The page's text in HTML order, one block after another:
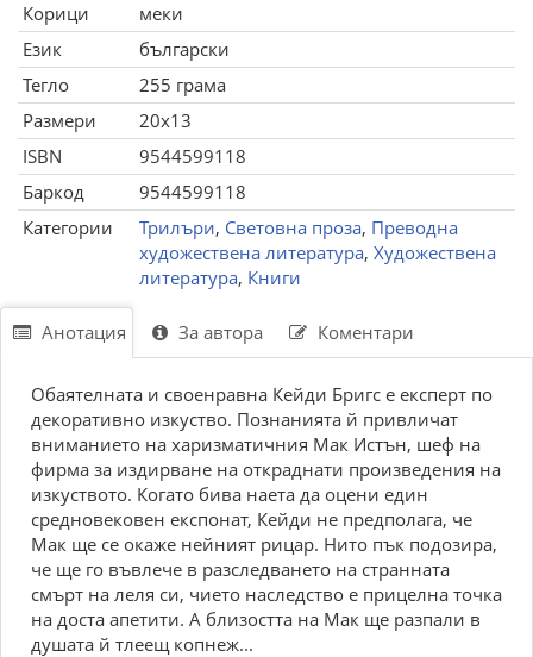
Корици
меки
Език
български
Тегло
255 грама
Размери
20x13
ISBN
9544599118
Баркод
9544599118
Категории
Трилъри, Световна проза, Преводна
художествена литература, Художествена
литература, Книги
Анотация За автора Коментари
Обаятелната и своенравна Кейди Бригс е експерт по
декоративно изкуство. Познанията й привличат
вниманието на харизматичния Мак Истън, шеф на
фирма за издирване на откраднати произведения на
изкуството. Когато бива наета да оцени един
средновековен експонат, Кейди не предполага, че
Мак ще се окаже нейният рицар. Нито пък подозира,
че ще го въвлече в разследването на странната
смърт на леля си, чието наследство е прицелна точка
на доста апетити. А близостта на Мак ще разпали в
душата й тлеещ копнеж...